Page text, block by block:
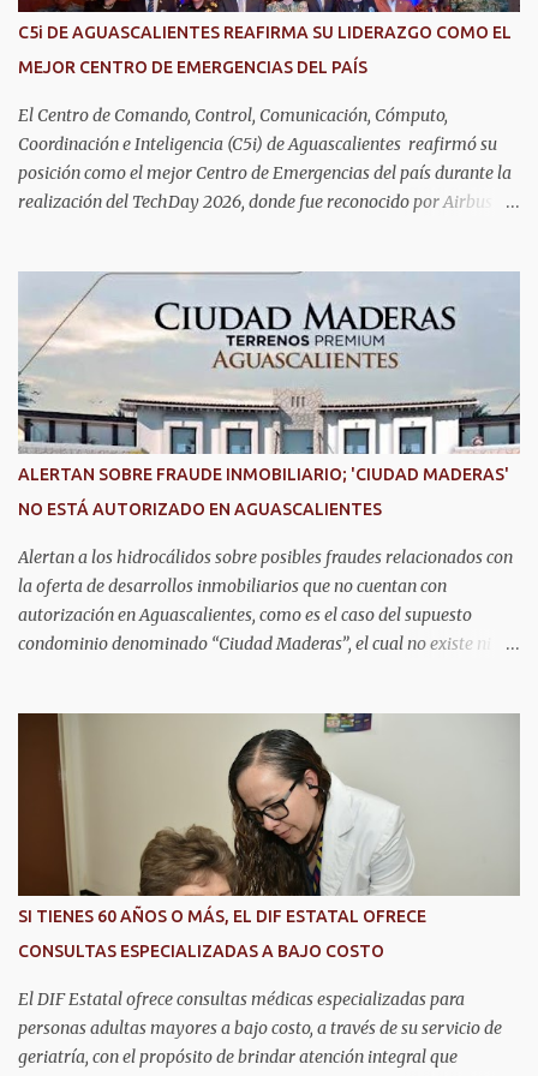
C5i DE AGUASCALIENTES REAFIRMA SU LIDERAZGO COMO EL
MEJOR CENTRO DE EMERGENCIAS DEL PAÍS
El Centro de Comando, Control, Comunicación, Cómputo,
Coordinación e Inteligencia (C5i) de Aguascalientes reafirmó su
posición como el mejor Centro de Emergencias del país durante la
realización del TechDay 2026, donde fue reconocido por Airbus
seguridad pública y la atención de emergencias. Este encuentro
reunió a autoridades, especialistas nacionales e internacionales y
representantes de instituciones de seguridad para intercambiar
conocimientos y conocer las tendencias más avanzadas en la
materia. La titular del C5i, Michelle Olmos Álvarez, señaló que este
reconocimiento es resultado de la capacidad operativa, la
infraestructura tecnológica de vanguardia y los modelos
innovadores de coordinación institucional que distinguen al C5i de
Aguascalientes, posicionándose como un referente nacional en
materia de atención de emergencias. "Bajo el liderazgo de la
goberna...
ALERTAN SOBRE FRAUDE INMOBILIARIO; 'CIUDAD MADERAS'
NO ESTÁ AUTORIZADO EN AGUASCALIENTES
Alertan a los hidrocálidos sobre posibles fraudes relacionados con
la oferta de desarrollos inmobiliarios que no cuentan con
autorización en Aguascalientes, como es el caso del supuesto
condominio denominado “Ciudad Maderas”, el cual no existe ni
Municipal. Explicó que dicho desarrollo corresponde a otro
estado, específicamente Jalisco, por lo que la promoción de
“terrenos en Aguascalientes” bajo ese nombre distorsiona la
información y puede inducir a error a las personas interesadas en
adquirir un inmueble. "Hay unos anuncios que anuncian
desarrollos que como Ciudad Maderas, ese desarrollo no está
autorizado ni existe en Aguascalientes, es en Jalisco, entonces luego
se distorsiona la información, ‘terrenos en Aguascalientes’, no, aquí
no hay ningún desarrollo autorizado con ese nombre y tengo
entendido que está en Jalisco", dijo. En este sen...
SI TIENES 60 AÑOS O MÁS, EL DIF ESTATAL OFRECE
CONSULTAS ESPECIALIZADAS A BAJO COSTO
El DIF Estatal ofrece consultas médicas especializadas para
personas adultas mayores a bajo costo, a través de su servicio de
geriatría, con el propósito de brindar atención integral que